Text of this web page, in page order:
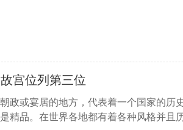
宫位列第三位
政或宴居的地方，代表着一个国家的历
精品。在世界各地都有着各种风格并且